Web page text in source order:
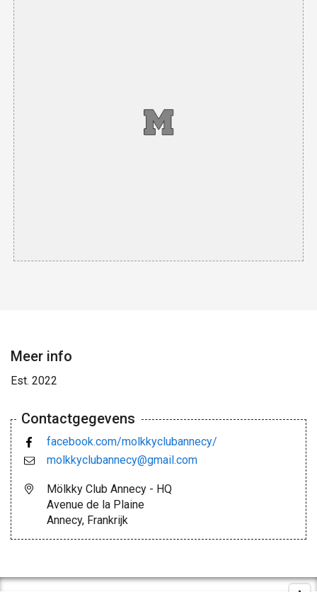
Meer info
Est. 2022
Contactgegevens
facebook.com/molkkyclubannecy/
molkkyclubannecy@gmail.com
Mölkky Club Annecy - HQ
Avenue de la Plaine
Annecy, Frankrijk